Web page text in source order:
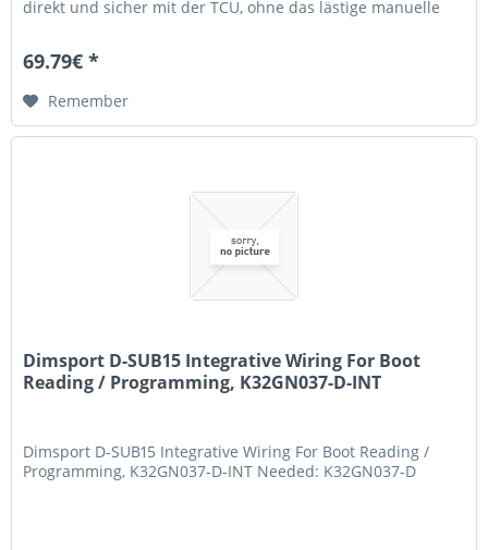
direkt und sicher mit der TCU, ohne das lästige manuelle
69.79€ *
Remember
Dimsport D-SUB15 Integrative Wiring For Boot
Reading / Programming, K32GN037-D-INT
Dimsport D-SUB15 Integrative Wiring For Boot Reading /
Programming, K32GN037-D-INT Needed: K32GN037-D